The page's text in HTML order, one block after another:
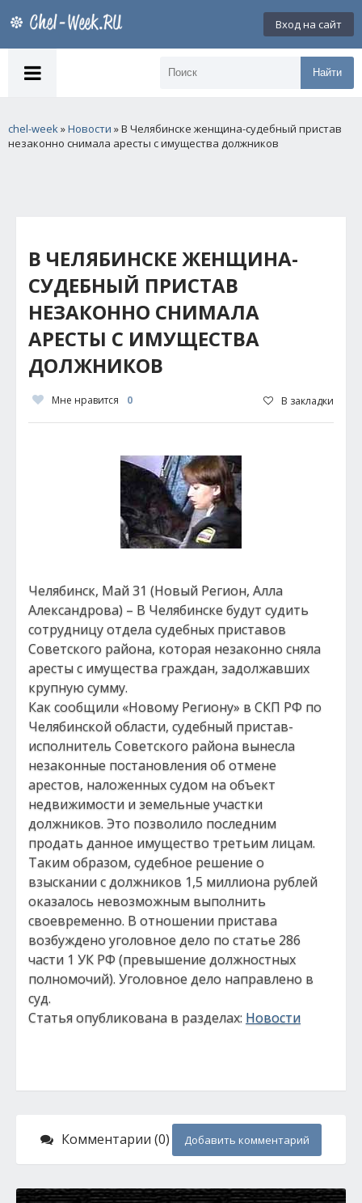
Вход на сайт
Найти
chel-week»Новости » В Челябинске женщина-судебный пристав
незаконно снимала аресты с имущества должников
В ЧЕЛЯБИНСКЕ ЖЕНЩИНА-
СУДЕБНЫЙ ПРИСТАВ
НЕЗАКОННО СНИМАЛА
АРЕСТЫ С ИМУЩЕСТВА
ДОЛЖНИКОВ
Мне нравится 0 В закладки
Челябинск, Май 31 (Новый Регион, Алла
Александрова) – В Челябинске будут судить
сотрудницу отдела судебных приставов
Советского района, которая незаконно сняла
аресты с имущества граждан, задолжавших
крупную сумму.
Как сообщили «Новому Региону» в СКП РФ по
Челябинской области, судебный пристав-
исполнитель Советского района вынесла
незаконные постановления об отмене
арестов, наложенных судом на объект
недвижимости и земельные участки
должников. Это позволило последним
продать данное имущество третьим лицам.
Таким образом, судебное решение о
взыскании с должников 1,5 миллиона рублей
оказалось невозможным выполнить
своевременно. В отношении пристава
возбуждено уголовное дело по статье 286
части 1 УК РФ (превышение должностных
полномочий). Уголовное дело направлено в
суд.
Статья опубликована в разделах: Новости
Комментарии (0) Добавить комментарий